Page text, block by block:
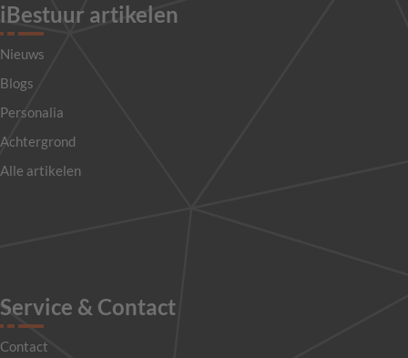
iBestuur artikelen
Nieuws
Blogs
Personalia
Achtergrond
Alle artikelen
Service & Contact
Contact